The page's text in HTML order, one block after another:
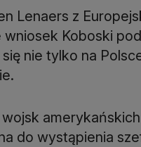
Lenaers z
Koboski
nie tylko na
do wystąpienia